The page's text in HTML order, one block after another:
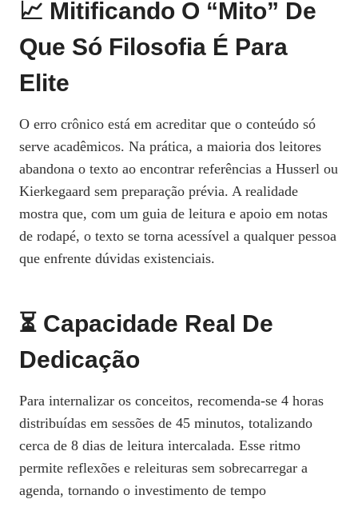
📈 Mitificando O “Mito” De
Que Só Filosofia É Para
Elite
O erro crônico está em acreditar que o conteúdo só
serve acadêmicos. Na prática, a maioria dos leitores
abandona o texto ao encontrar referências a Husserl ou
Kierkegaard sem preparação prévia. A realidade
mostra que, com um guia de leitura e apoio em notas
de rodapé, o texto se torna acessível a qualquer pessoa
que enfrente dúvidas existenciais.
⏳ Capacidade Real De
Dedicação
Para internalizar os conceitos, recomenda‑se 4 horas
distribuídas em sessões de 45 minutos, totalizando
cerca de 8 dias de leitura intercalada. Esse ritmo
permite reflexões e releituras sem sobrecarregar a
agenda, tornando o investimento de tempo